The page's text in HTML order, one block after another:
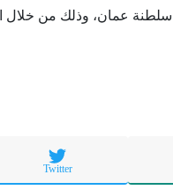
عمان، وذلك من خلال
Twitter